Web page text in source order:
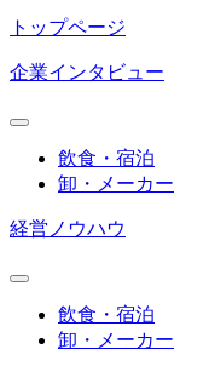
トップページ
企業インタビュー
飲食・宿泊
卸・メーカー
経営ノウハウ
飲食・宿泊
卸・メーカー